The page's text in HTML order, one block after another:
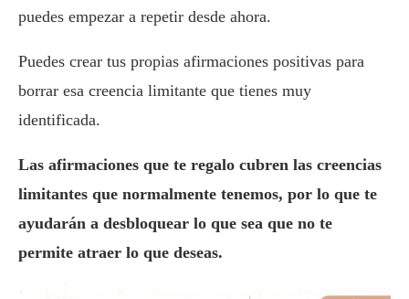
puedes empezar a repetir desde ahora.
Puedes crear tus propias afirmaciones positivas para
borrar esa creencia limitante que tienes muy
identificada.
Las afirmaciones que te regalo cubren las creencias
limitantes que normalmente tenemos, por lo que te
ayudarán a desbloquear lo que sea que no te
permite atraer lo que deseas.